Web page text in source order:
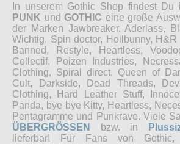
In unserem Gothic Shop findest Du
PUNK und GOTHIC eine große
der Marken Jawbreaker, Aderlass,
Wichtig, Spin doctor, Hellbunny,
Banned, Restyle, Heartless,
Collectif, Poizen Industries,
Clothing, Spiral direct, Queen of
Cult, Darkside, Dead Threads,
Clothing, Hard Leather Stuff,
Panda, bye bye Kitty, Heartless,
Pentagramme und Punkrave. Viele
ÜBERGRÖSSEN
bzw. in
lieferbar! Für Fans von Gothic,